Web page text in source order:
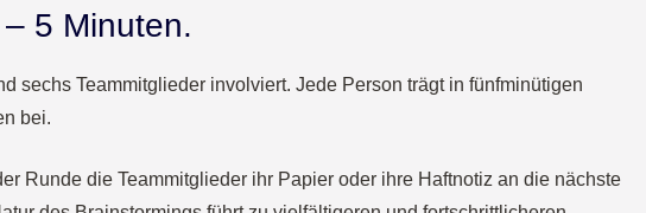
5 Minuten.
sechs Teammitglieder involviert. Jede Person trägt in fünfminütigen
bei.
Runde die Teammitglieder ihr Papier oder ihre Haftnotiz an die nächste